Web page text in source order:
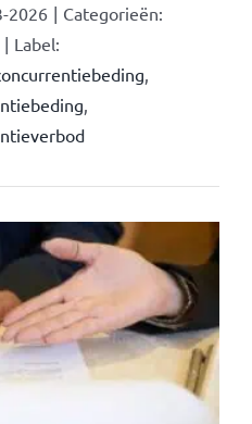
2026 | Categorieën:
| Label: